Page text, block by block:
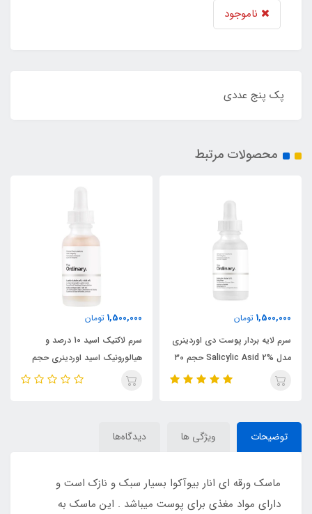
ناموجود
پک پنج عددی
محصولات مرتبط
1,500,000 تومان
سرم لایه بردار پوست دی اوردینری
مدل Salicylic Asid 2% حجم ۳۰
میلی لیتر
1,500,000 تومان
سرم لاکتیک اسید 10 درصد و
هیالورونیک اسید اوردینری حجم
30 میل
توضیحات ویژگی ها دیدگاه‌ها
ماسک ورقه ای انار بیوآکوا بسیار سبک و نازک است و
دارای مواد مغذی برای پوست میباشد . این ماسک به